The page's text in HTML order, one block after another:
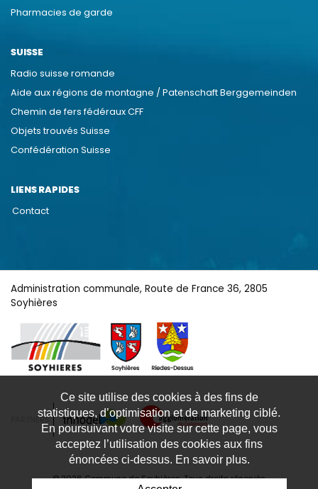
Pharmacies de garde
SUISSE
Radio suisse romande
Aide aux régions de montagne / Patenschaft Berggemeinden
Chemin de fers fédéraux CFF
Objets trouvés Suisse
Confédération Suisse
LIENS RAPIDES
Contact
Administration communale, Route de France 36, 2805
Soyhières
PARTNERS
© 2026 Commune de Soyhières. Tous droits réservés
Ce site utilise des cookies à des fins de
statistiques, d’optimisation et de marketing ciblé.
En poursuivant votre visite sur cette page, vous
acceptez l’utilisation des cookies aux fins
énoncées ci-dessus. En savoir plus.